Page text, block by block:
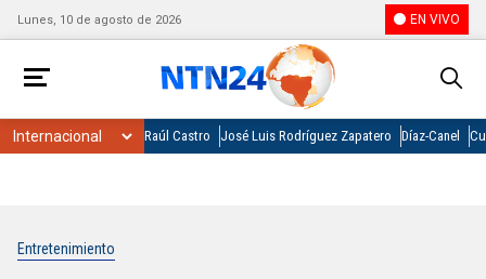
Lunes, 10 de agosto de 2026 EN VIVO
Raúl Castro José Luis Rodríguez Zapatero Díaz-Canel
Entretenimiento